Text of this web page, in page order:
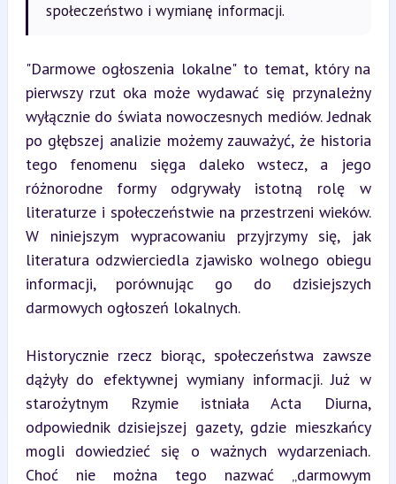
społeczeństwo i wymianę informacji.
"Darmowe ogłoszenia lokalne" to temat, który na
pierwszy rzut oka może wydawać się przynależny
wyłącznie do świata nowoczesnych mediów. Jednak
po głębszej analizie możemy zauważyć, że historia
tego fenomenu sięga daleko wstecz, a jego
różnorodne formy odgrywały istotną rolę w
literaturze i społeczeństwie na przestrzeni wieków.
W niniejszym wypracowaniu przyjrzymy się, jak
literatura odzwierciedla zjawisko wolnego obiegu
informacji, porównując go do dzisiejszych
darmowych ogłoszeń lokalnych.
Historycznie rzecz biorąc, społeczeństwa zawsze
dążyły do efektywnej wymiany informacji. Już w
starożytnym Rzymie istniała Acta Diurna,
odpowiednik dzisiejszej gazety, gdzie mieszkańcy
mogli dowiedzieć się o ważnych wydarzeniach.
Choć nie można tego nazwać „darmowym